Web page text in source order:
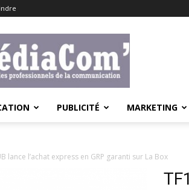
PUBLICITÉ MARKETING
lance l’achat express en GRP garanti sur La Box